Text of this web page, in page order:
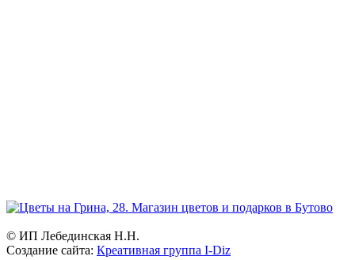
© ИП Лебединская Н.Н.
Создание сайта: Креативная группа I-Diz